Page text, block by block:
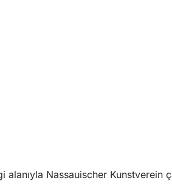
Nassauischer Kunstverein